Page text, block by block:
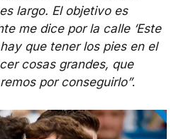
largo. El objetivo es
me dice por la calle ‘Este
que tener los pies en el
cosas grandes, que
por conseguirlo”.